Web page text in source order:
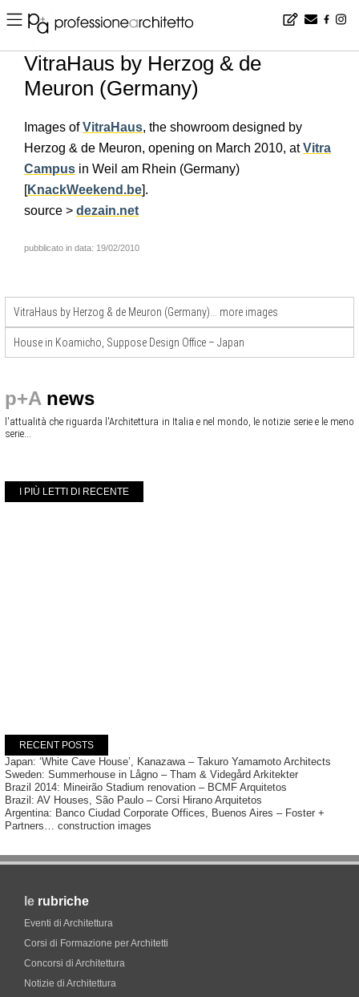
Home ▪ news ▪ en ▪ VitraHaus by Herzog & de Meuron (Germany)
VitraHaus by Herzog & de
Meuron (Germany)
Images ofVitraHaus, the showroom designed by
Herzog & de Meuron, opening on March 2010, atVitra
Campus in Weil am Rhein (Germany)
[KnackWeekend.be].
source > dezain.net
pubblicato in data: 19/02/2010
VitraHaus by Herzog & de Meuron (Germany)… more images
House in Koamicho, Suppose Design Office – Japan
p+A news
l'attualità che riguarda l'Architettura in Italia e nel mondo, le notizie serie e le meno
serie...
I PIÙ LETTI DI RECENTE
RECENT POSTS
Japan: ‘White Cave House’, Kanazawa – Takuro Yamamoto Architects
Sweden: Summerhouse in Lågno – Tham & Videgård Arkitekter
Brazil 2014: Mineirão Stadium renovation – BCMF Arquitetos
Brazil: AV Houses, São Paulo – Corsi Hirano Arquitetos
Argentina: Banco Ciudad Corporate Offices, Buenos Aires – Foster +
Partners… construction images
le rubriche
Eventi di Architettura
Corsi di Formazione per Architetti
Concorsi di Architettura
Notizie di Architettura